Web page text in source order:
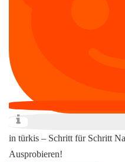
in türkis – Schritt für Schritt
Ausprobieren!